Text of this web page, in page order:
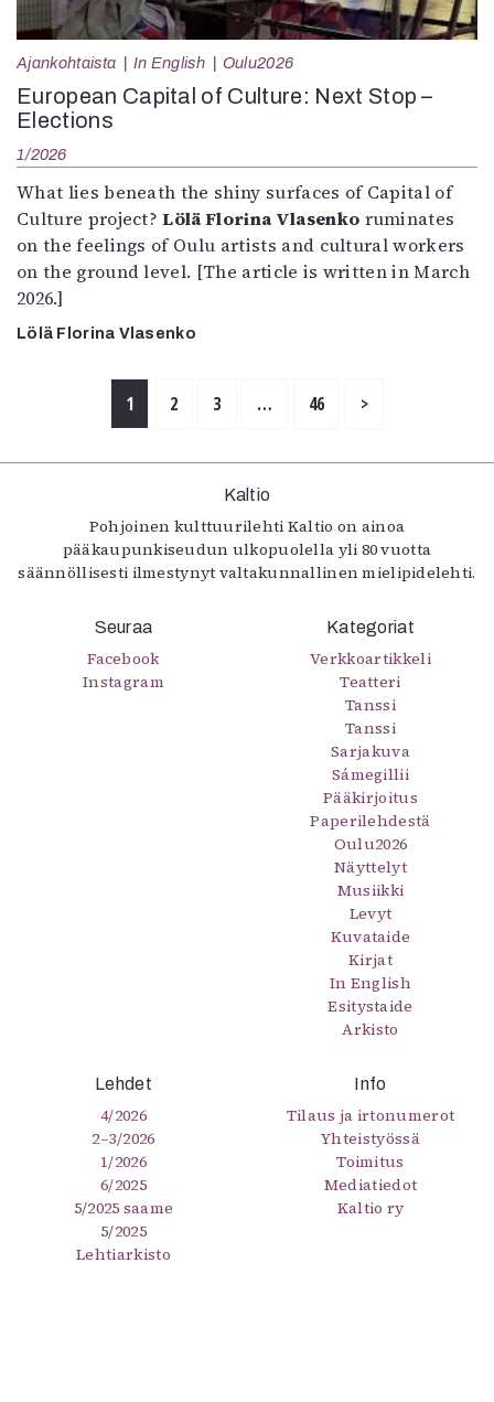
Ajankohtaista In English Oulu2026
European Capital of Culture: Next Stop –
Elections
1/2026
What lies beneath the shiny surfaces of Capital of
Culture project?Lölä Florina Vlasenko ruminates
on the feelings of Oulu artists and cultural workers
on the ground level. [The article is written in March
2026.]
Lölä Florina Vlasenko
1 2 3 … 46 >
Kaltio
Pohjoinen kulttuurilehti Kaltio on ainoa
pääkaupunkiseudun ulkopuolella yli 80 vuotta
säännöllisesti ilmestynyt valtakunnallinen mielipidelehti.
Seuraa
Facebook
Instagram
Kategoriat
Verkkoartikkeli
Teatteri
Tanssi
Tanssi
Sarjakuva
Sámegillii
Pääkirjoitus
Paperilehdestä
Oulu2026
Näyttelyt
Musiikki
Levyt
Kuvataide
Kirjat
In English
Esitystaide
Arkisto
Lehdet
4/2026
2–3/2026
1/2026
6/2025
5/2025 saame
5/2025
Lehtiarkisto
Info
Tilaus ja irtonumerot
Yhteistyössä
Toimitus
Mediatiedot
Kaltio ry